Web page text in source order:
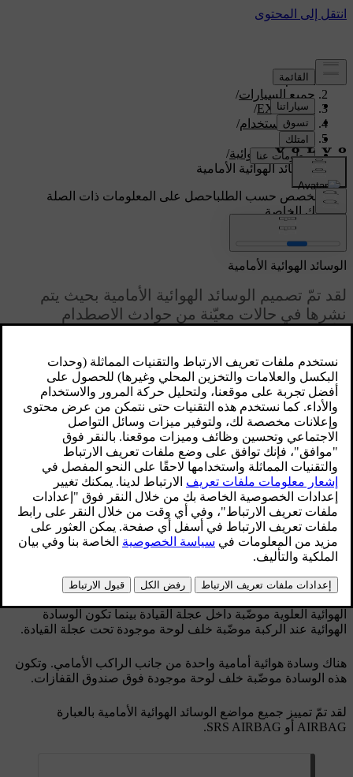
الدعم/
جميع السيارات/
EX90 2026
/
دليل الاستخدام/
الأمان
الوسائد الهوائية/
الوسائد الهوائية الأمامية
دعم مخصص حسب الطلباحصل على المعلومات ذات الصلة
بسيارتك الخاصة.
تسجيل الدخول
محدّث ١٦‏/٠٤‏/٢٠٢٦
الوسائد الهوائية الأمامية
لقد تمّ تصميم الوسائد الهوائية الأمامية بحيث يتم
نشرها في حالات معيّنة من حوادث الاصطدام
الأمامي بهدف السماح بتثبيت بعض نُظم تقييد مقاعد
الأطفال المواجهة للخلف.
يمكن أن تساهم الوسائد الهوائية الأمامية في حماية السائق والراكب
الأمامي من الإصابة الجسدية البالغة في حال كانا جالسين بشكل
صحيح عند وقوع الاصطدام. ويتمّ نشر الوسائد الهوائية على كل
جانب بشكل مستقل عن بعضها البعض.
الهوائية العلوية موضّبة داخل عجلة القيادة بينما تكون الوسادة
الهوائية عند الركبة موضّبة خلف لوحة موجودة تحت عجلة القيادة.
هناك وسادة هوائية أمامية واحدة من جانب الراكب الأمامي. وتكون
هذه الوسادة موضّبة خلف لوحة موجودة فوق صندوق القفازات.
لقد تمّ تمييز جميع مواضع الوسائد الهوائية الأمامية بالعبارة
AIRBAG أو SRS AIRBAG
.